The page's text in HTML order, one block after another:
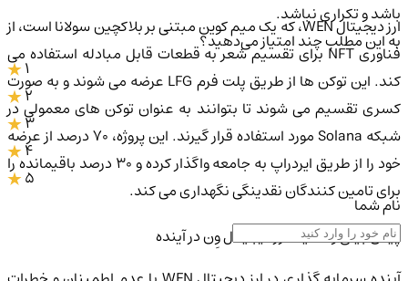
ارز دیجیتال WEN، که یک میم کوین مبتنی بر بلاکچین سولانا است، از
فناوری NFT برای تقسیم شعر به قطعات قابل مبادله استفاده می
کند. این توکن ها از طریق پلت فرم LFG عرضه می شوند و به صورت
کسری تقسیم می شوند تا بتوانند به عنوان توکن های معمولی در
شبکه Solana مورد استفاده قرار گیرند. این پروژه، ۷۰ درصد از عرضه
خود را از طریق ایردراپ به جامعه واگذار کرده و ۳۰ درصد باقیمانده را
برای تامین کنندگان نقدینگی نگهداری می کند.
پیش بینی وضعیت ارز دیجیتال وِن در آینده
باشد و تکراری نباشد.
به این مطلب چند امتیاز می‌دهید؟
3
4
5
نام شما